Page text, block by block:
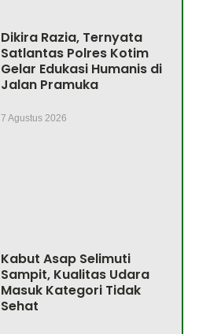
Dikira Razia, Ternyata
Satlantas Polres Kotim
Gelar Edukasi Humanis di
Jalan Pramuka
7 Agustus 2026
Kabut Asap Selimuti
Sampit, Kualitas Udara
Masuk Kategori Tidak
Sehat